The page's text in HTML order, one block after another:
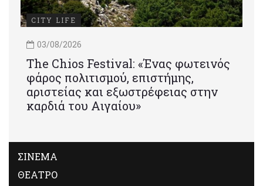
CITY LIFE
03/08/2026
Τhe Chios Festival: «Ένας φωτεινός
φάρος πολιτισμού, επιστήμης,
αριστείας και εξωστρέφειας στην
καρδιά του Αιγαίου»
ΣΙΝΕΜΑ
ΘΕΑΤΡΟ